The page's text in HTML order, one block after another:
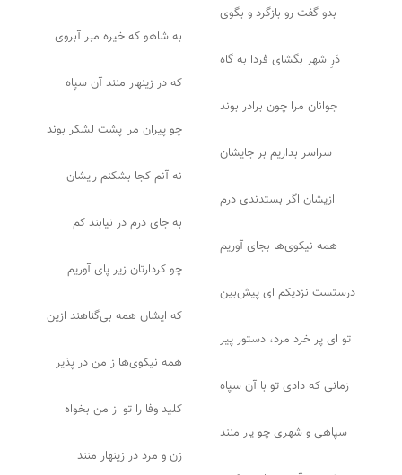
بدو گفت رو بازگرد و بگوی
به شاهو که خیره مبر آبروی
دَرِ شهر بگشای فردا به گاه
که در زینهار منند آن سپاه
جوانان مرا چون برادر بوند
چو پیران مرا پشت لشکر بوند
سراسر بداریم بر جایشان
نه آنم کجا بشکنم رایشان
ازیشان اگر بستدندی درم
به جای درم در نیابند کم
همه نیکوی‌ها بجای آوریم
چو کردارتان زیر پای آوریم
درستست نزدیکم ای پیش‌بین
که ایشان همه بی‌گناهند ازین
تو ای پر خرد مرد، دستور پیر
همه نیکوی‌ها ز من در پذیر
زمانی که دادی تو با آن سپاه
کلید وفا را تو از من بخواه
سپاهی و شهری چو یار منند
زن و مرد در زینهار منند